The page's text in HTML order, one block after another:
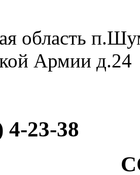
область
Армии д.24
4-23-38